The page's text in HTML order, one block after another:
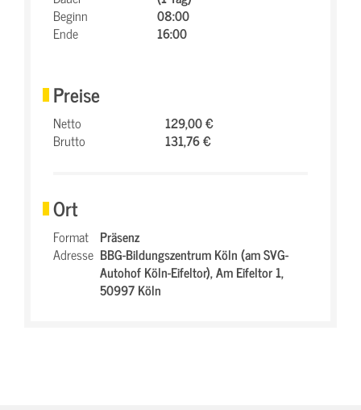
Beginn
08:00
Ende
16:00
Preise
Netto
129,00 €
Brutto
131,76 €
Ort
Format Präsenz
Adresse BBG-Bildungszentrum Köln (am SVG-
Autohof Köln-Eifeltor),Am Eifeltor 1,
50997 Köln